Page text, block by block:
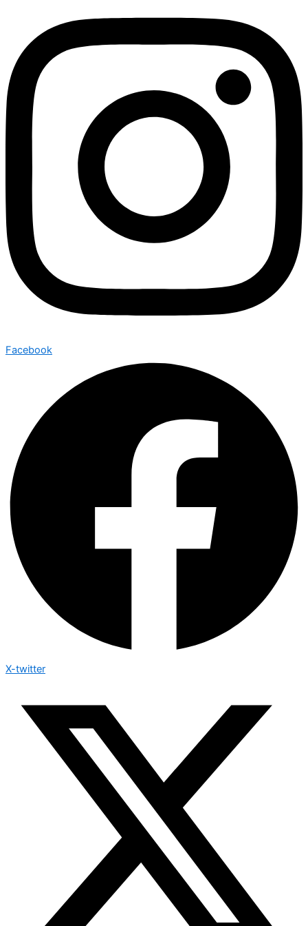
Facebook
X-twitter